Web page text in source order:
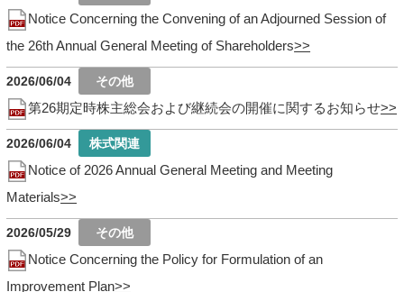
Notice Concerning the Convening of an Adjourned Session of
the 26th Annual General Meeting of Shareholders
2026/06/04
第26期定時株主総会および継続会の開催に関するお知らせ
2026/06/04
Notice of 2026 Annual General Meeting and Meeting
Materials
2026/05/29
Notice Concerning the Policy for Formulation of an
Improvement Plan